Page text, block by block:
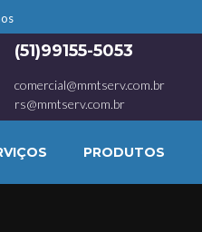
(51)99155-5053
comercial@mmtserv.com.br
rs@mmtserv.com.br
PRODUTOS